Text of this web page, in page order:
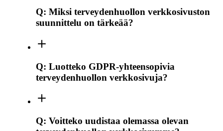
Q: Miksi terveydenhuollon verkkosivuston
suunnittelu on tärkeää?
Q: Luotteko GDPR-yhteensopivia
terveydenhuollon verkkosivuja?
Q: Voitteko uudistaa olemassa olevan